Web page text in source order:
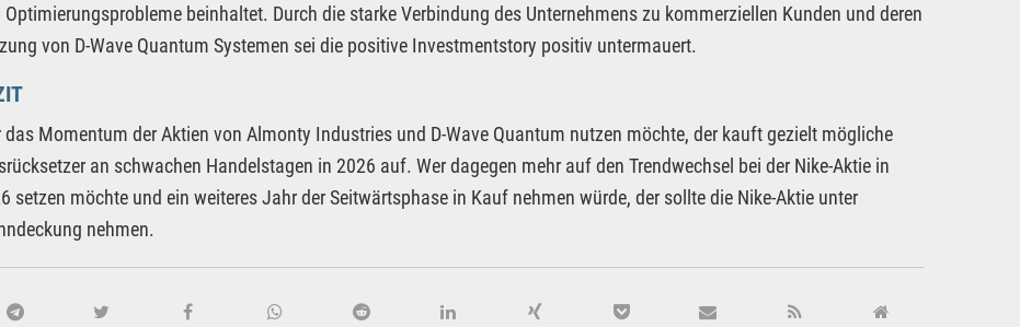
Optimierungsprobleme beinhaltet. Durch die starke Verbindung des Unternehmens zu kommerziellen Kunden und deren
von D-Wave Quantum Systemen sei die positive Investmentstory positiv untermauert.
das Momentum der Aktien von Almonty Industries und D-Wave Quantum nutzen möchte, der kauft gezielt mögliche
an schwachen Handelstagen in 2026 auf. Wer dagegen mehr auf den Trendwechsel bei der Nike-Aktie in
setzen möchte und ein weiteres Jahr der Seitwärtsphase in Kauf nehmen würde, der sollte die Nike-Aktie unter
nehmen.